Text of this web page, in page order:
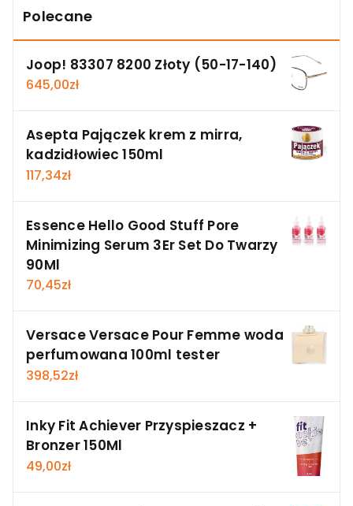
Polecane
Joop! 83307 8200 Złoty (50-17-140)
645,00zł
Asepta Pajączek krem z mirra,
kadzidłowiec 150ml
117,34zł
Essence Hello Good Stuff Pore
Minimizing Serum 3Er Set Do Twarzy
90Ml
70,45zł
Versace Versace Pour Femme woda
perfumowana 100ml tester
398,52zł
Inky Fit Achiever Przyspieszacz +
Bronzer 150Ml
49,00zł